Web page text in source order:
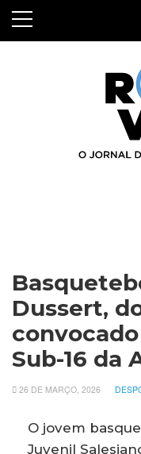
Skip
Dussert,
Sub-16 da
26 DE MARÇO, 2026
O jovem
Juvenil